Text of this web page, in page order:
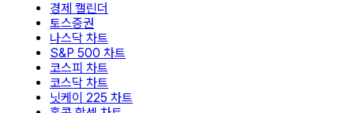
경제 캘린더
토스증권
나스닥 차트
S&P 500 차트
코스피 차트
코스닥 차트
닛케이 225 차트